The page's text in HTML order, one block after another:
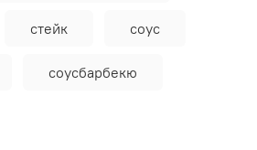
стейк соус
соусбарбекю